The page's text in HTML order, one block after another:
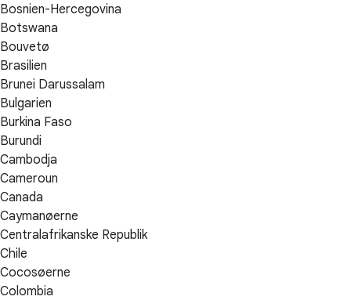
Bosnien-Hercegovina
Botswana
Bouvetø
Brasilien
Brunei Darussalam
Bulgarien
Burkina Faso
Burundi
Cambodja
Cameroun
Canada
Caymanøerne
Centralafrikanske Republik
Chile
Cocosøerne
Colombia